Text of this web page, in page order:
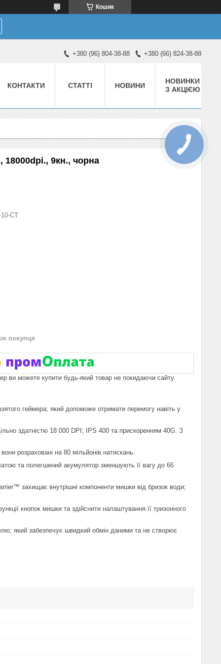
Кошик
+380 (96) 804-38-88 +380 (66) 824-38-88
КОНТАКТИ СТАТТІ НОВИНИ
НОВИНКИ
З АКЦІЄЮ
9кн., чорна
10-СТ
покупця
ви можете купити будь-який товар не покидаючи сайту.
геймера; який допоможе отримати перемогу навіть у
здатністю 18 000 DPI; IPS 400 та прискоренням 40G. З
розраховані на 80 мільйонів натискань.
та полегшений акумулятор зменшують її вагу до 66
захищає внутрішні компоненти мишки від бризок води;
кнопок мишки та здійснити налаштування її тризонного
який забезпечує швидкий обмін даними та не створює